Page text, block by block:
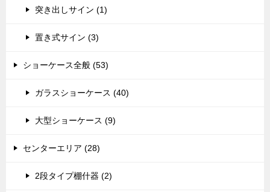
突き出しサイン (1)
置き式サイン (3)
ショーケース全般 (53)
ガラスショーケース (40)
大型ショーケース (9)
センターエリア (28)
2段タイプ棚什器 (2)